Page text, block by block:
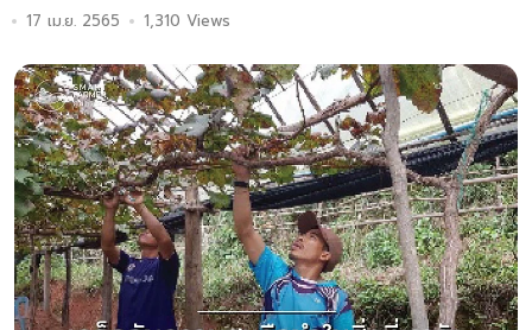
17 เม.ย. 2565 1,310 Views